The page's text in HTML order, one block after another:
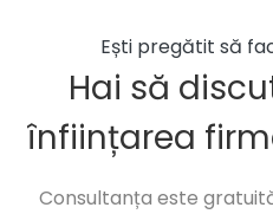
Ești pregătit să
Hai să
înființarea
Consultanța este